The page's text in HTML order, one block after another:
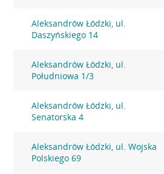
Aleksandrów Łódzki, ul.
Daszyńskiego 14
Aleksandrów Łódzki, ul.
Południowa 1/3
Aleksandrów Łódzki, ul.
Senatorska 4
Aleksandrów Łódzki, ul. Wojska
Polskiego 69